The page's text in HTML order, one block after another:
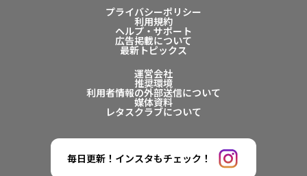
プライバシーポリシー
利用規約
ヘルプ・サポート
広告掲載について
最新トピックス
運営会社
推奨環境
利用者情報の外部送信について
媒体資料
レタスクラブについて
毎日更新！インスタもチェック！